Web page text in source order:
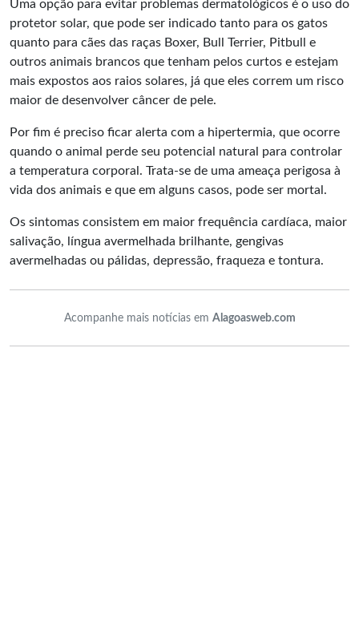
Uma opção para evitar problemas dermatológicos é o uso do
protetor solar, que pode ser indicado tanto para os gatos
quanto para cães das raças Boxer, Bull Terrier, Pitbull e
outros animais brancos que tenham pelos curtos e estejam
mais expostos aos raios solares, já que eles correm um risco
maior de desenvolver câncer de pele.
Por fim é preciso ficar alerta com a hipertermia, que ocorre
quando o animal perde seu potencial natural para controlar
a temperatura corporal. Trata-se de uma ameaça perigosa à
vida dos animais e que em alguns casos, pode ser mortal.
Os sintomas consistem em maior frequência cardíaca, maior
salivação, língua avermelhada brilhante, gengivas
avermelhadas ou pálidas, depressão, fraqueza e tontura.
Acompanhe mais notícias em Alagoasweb.com